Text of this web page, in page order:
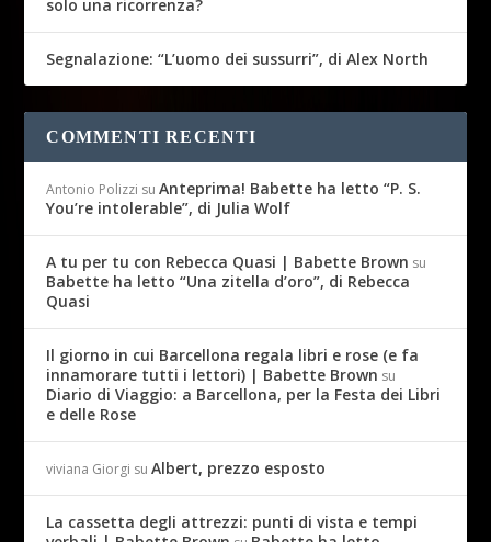
solo una ricorrenza?
Segnalazione: “L’uomo dei sussurri”, di Alex North
COMMENTI RECENTI
Antonio Polizzi suAnteprima! Babette ha letto “P. S.
You’re intolerable”, di Julia Wolf
A tu per tu con Rebecca Quasi | Babette Brown su
Babette ha letto “Una zitella d’oro”, di Rebecca
Quasi
Il giorno in cui Barcellona regala libri e rose (e fa
innamorare tutti i lettori) | Babette Brown su
Diario di Viaggio: a Barcellona, per la Festa dei Libri
e delle Rose
viviana Giorgi suAlbert, prezzo esposto
La cassetta degli attrezzi: punti di vista e tempi